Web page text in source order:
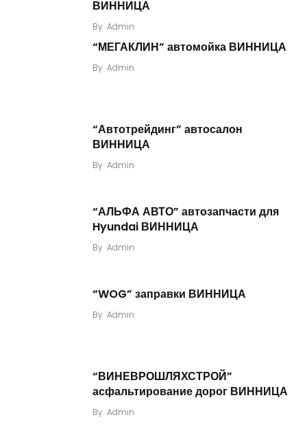
ВИННИЦА
By Admin
“МЕГАКЛИН” автомойка ВИННИЦА
By Admin
“Автотрейдинг” автосалон
ВИННИЦА
By Admin
“АЛЬФА АВТО” автозапчасти для
Hyundai ВИННИЦА
By Admin
“WOG” заправки ВИННИЦА
By Admin
“ВИНЕВРОШЛЯХСТРОЙ”
асфальтирование дорог ВИННИЦА
By Admin